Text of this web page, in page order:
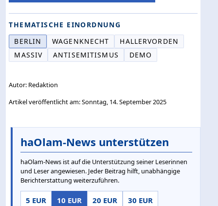
THEMATISCHE EINORDNUNG
BERLIN
WAGENKNECHT
HALLERVORDEN
MASSIV
ANTISEMITISMUS DEMO
Autor: Redaktion
Artikel veröffentlicht am: Sonntag, 14. September 2025
haOlam-News unterstützen
haOlam-News ist auf die Unterstützung seiner Leserinnen
und Leser angewiesen. Jeder Beitrag hilft, unabhängige
Berichterstattung weiterzuführen.
5 EUR 10 EUR 20 EUR
30 EUR